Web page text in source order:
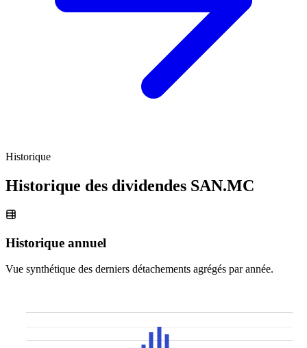
Historique
Historique des dividendes SAN.MC
Historique annuel
Vue synthétique des derniers détachements agrégés par année.